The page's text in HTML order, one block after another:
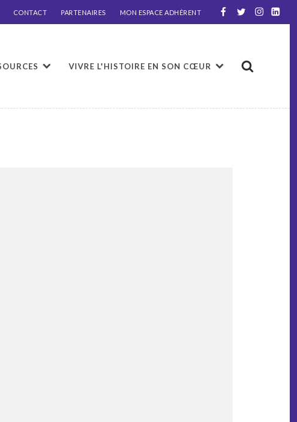
CONTACT PARTENAIRES MON ESPACE ADHÉRENT
VIVRE L'HISTOIRE EN SON CŒUR